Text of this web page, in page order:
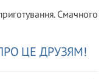
Смачного
ЦЕ ДРУЗЯМ!